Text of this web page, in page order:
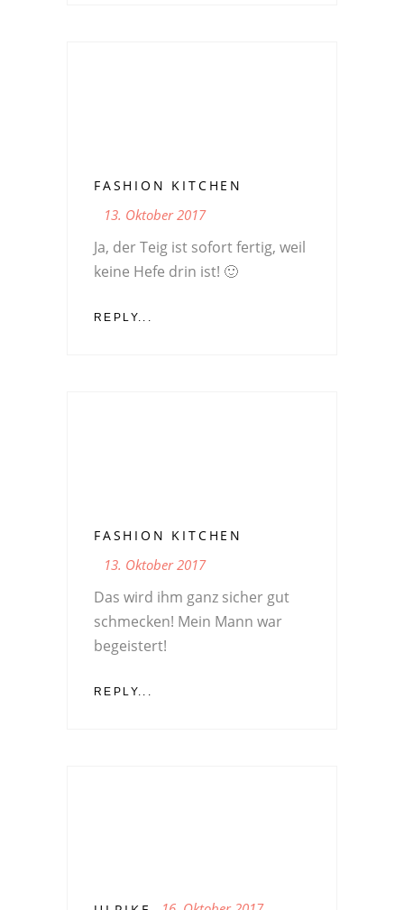
FASHION KITCHEN
13. Oktober 2017
Ja, der Teig ist sofort fertig, weil
keine Hefe drin ist! 🙂
REPLY...
FASHION KITCHEN
13. Oktober 2017
Das wird ihm ganz sicher gut
schmecken! Mein Mann war
begeistert!
REPLY...